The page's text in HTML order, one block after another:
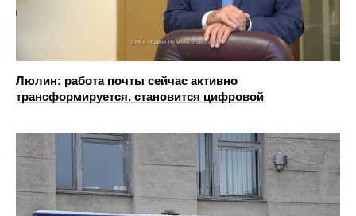
Люлин: работа почты сейчас активно
трансформируется, становится цифровой